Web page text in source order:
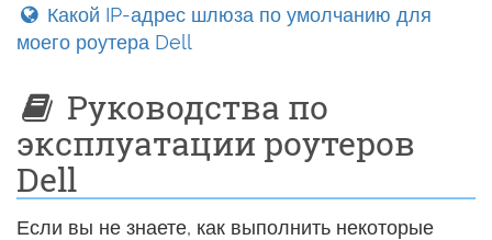
Какой IP-адрес шлюза по умолчанию для
моего роутера Dell
Руководства по
эксплуатации роутеров
Dell
Если вы не знаете, как выполнить некоторые